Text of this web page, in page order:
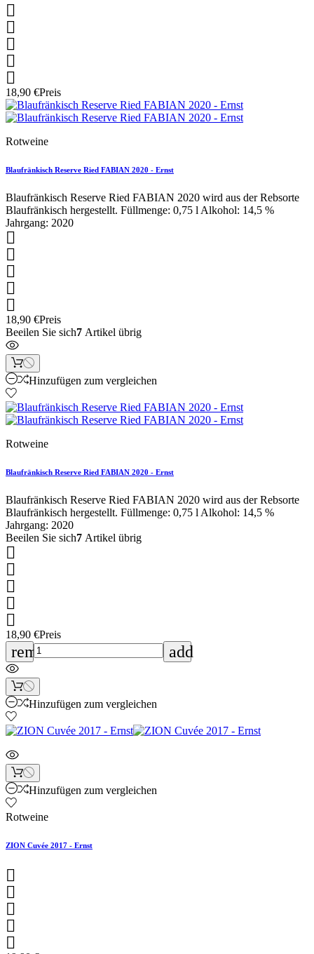





18,90 €Preis
Rotweine
Blaufränkisch Reserve Ried FABIAN 2020 - Ernst
Blaufränkisch Reserve Ried FABIAN 2020 wird aus der Rebsorte
Blaufränkisch hergestellt. Füllmenge: 0,75 l Alkohol: 14,5 %
Jahrgang: 2020





18,90 €Preis
Beeilen Sie sich7 Artikel übrig
Hinzufügen zum vergleichen
Rotweine
Blaufränkisch Reserve Ried FABIAN 2020 - Ernst
Blaufränkisch Reserve Ried FABIAN 2020 wird aus der Rebsorte
Blaufränkisch hergestellt. Füllmenge: 0,75 l Alkohol: 14,5 %
Jahrgang: 2020
Beeilen Sie sich7 Artikel übrig





18,90 €Preis
remove add
Hinzufügen zum vergleichen
Hinzufügen zum vergleichen
Rotweine
ZION Cuvée 2017 - Ernst




